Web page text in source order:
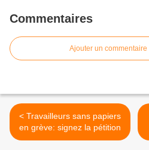
Commentaires
Ajouter un commentaire
< Travailleurs sans papiers
en grève: signez la pétition